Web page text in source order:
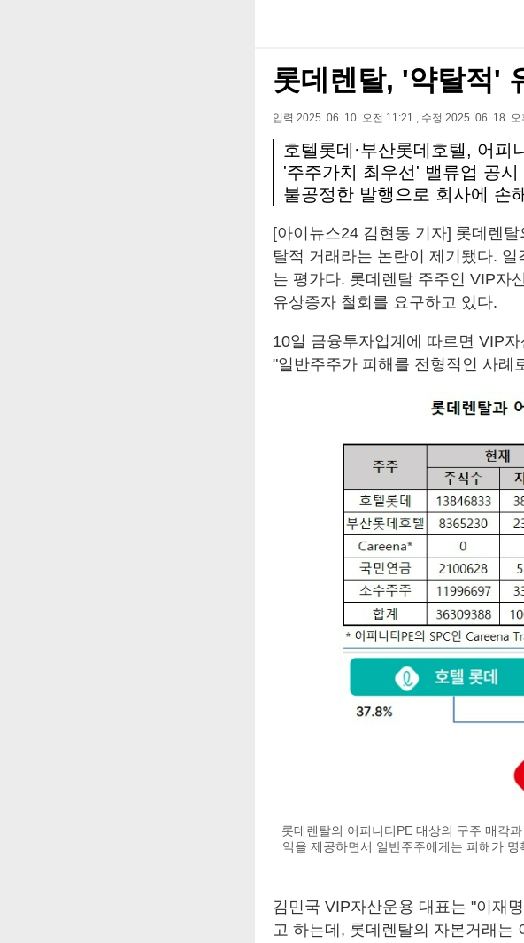
롯데렌탈, '약탈적'
입력 2025. 06. 10. 오전 11:21 , 수정 2025. 06. 18. 오
호텔롯데·부산롯데호텔, 어
'주주가치 최우선' 밸류업 공
불공정한 발행으로 회사에 손
[아이뉴스24 김현동 기자] 롯데렌
탈적 거래라는 논란이 제기됐다.
는 평가다. 롯데렌탈 주주인 VIP자
유상증자 철회를 요구하고 있다.
10일 금융투자업계에 따르면 VIP
"일반주주가 피해를 전형적인 사례
롯데렌탈의 어피니티PE 대상의 구주 매각
익을 제공하면서 일반주주에게는 피해가
김민국 VIP자산운용 대표는 "이재
고 하는데, 롯데렌탈의 자본거래는